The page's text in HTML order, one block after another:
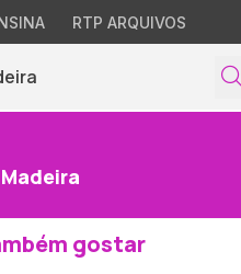
RTP ARQUIVOS
gostar